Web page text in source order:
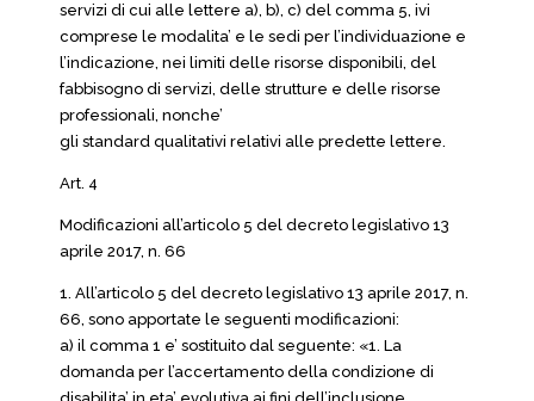
servizi di cui alle lettere a), b), c) del comma 5, ivi
comprese le modalita’ e le sedi per l’individuazione e
l’indicazione, nei limiti delle risorse disponibili, del
fabbisogno di servizi, delle strutture e delle risorse
professionali, nonche’
gli standard qualitativi relativi alle predette lettere.
Art. 4
Modificazioni all’articolo 5 del decreto legislativo 13
aprile 2017, n. 66
1. All’articolo 5 del decreto legislativo 13 aprile 2017, n.
66, sono apportate le seguenti modificazioni:
a) il comma 1 e’ sostituito dal seguente: «1. La
domanda per l’accertamento della condizione di